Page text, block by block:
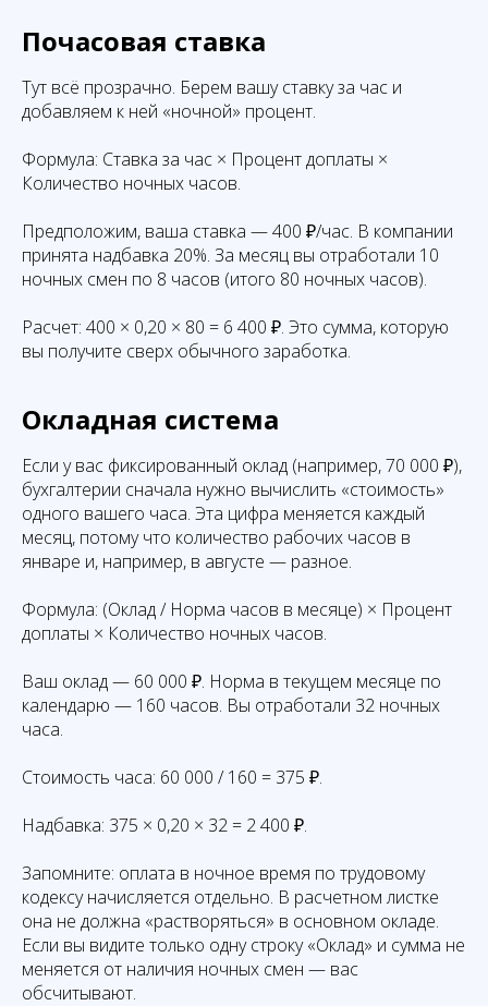
Почасовая ставка
Тут всё прозрачно. Берем вашу ставку за час и
добавляем к ней «ночной» процент.
Формула: Ставка за час × Процент доплаты ×
Количество ночных часов.
Предположим, ваша ставка — 400 ₽/час. В компании
принята надбавка 20%. За месяц вы отработали 10
ночных смен по 8 часов (итого 80 ночных часов).
Расчет: 400 × 0,20 × 80 = 6 400 ₽. Это сумма, которую
вы получите сверх обычного заработка.
Окладная система
Если у вас фиксированный оклад (например, 70 000 ₽),
бухгалтерии сначала нужно вычислить «стоимость»
одного вашего часа. Эта цифра меняется каждый
месяц, потому что количество рабочих часов в
январе и, например, в августе — разное.
Формула: (Оклад / Норма часов в месяце) × Процент
доплаты × Количество ночных часов.
Ваш оклад — 60 000 ₽. Норма в текущем месяце по
календарю — 160 часов. Вы отработали 32 ночных
часа.
Стоимость часа: 60 000 / 160 = 375 ₽.
Надбавка: 375 × 0,20 × 32 = 2 400 ₽.
Запомните: оплата в ночное время по трудовому
кодексу начисляется отдельно. В расчетном листке
она не должна «растворяться» в основном окладе.
Если вы видите только одну строку «Оклад» и сумма не
меняется от наличия ночных смен — вас
обсчитывают.